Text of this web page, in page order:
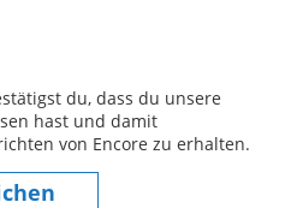
du, dass du unsere
Inhalt öffnet sich in einem neuen
hast und damit
von Encore zu erhalten.